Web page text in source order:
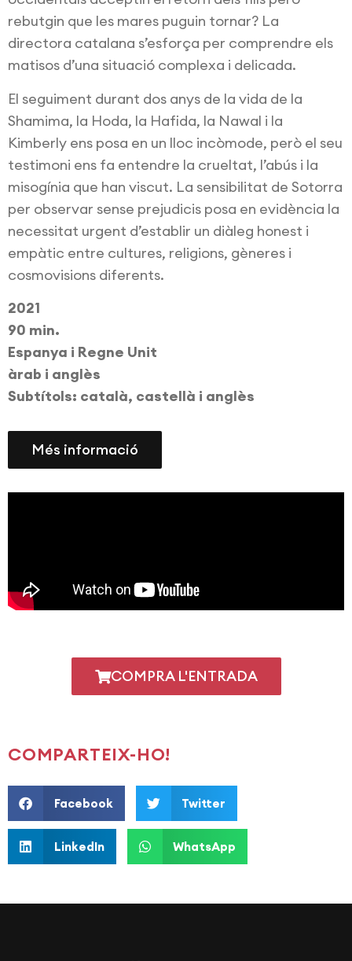
rebutgin que les mares puguin tornar? La
directora catalana s’esforça per comprendre els
matisos d’una situació complexa i delicada.
El seguiment durant dos anys de la vida de la
Shamima, la Hoda, la Hafida, la Nawal i la
Kimberly ens posa en un lloc incòmode, però el seu
testimoni ens fa entendre la crueltat, l’abús i la
misogínia que han viscut. La sensibilitat de Sotorra
per observar sense prejudicis posa en evidència la
necessitat urgent d’establir un diàleg honest i
empàtic entre cultures, religions, gèneres i
cosmovisions diferents.
2021
90 min.
Espanya i Regne Unit
àrab i anglès
Subtítols: català, castellà i anglès
Més informació
COMPRA L'ENTRADA
COMPARTEIX-HO!
Facebook Twitter
LinkedIn WhatsApp